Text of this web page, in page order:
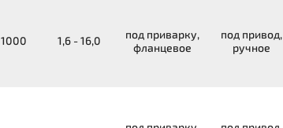
1000 1,6 - 16,0
под приварку,
фланцевое
под привод,
ручное